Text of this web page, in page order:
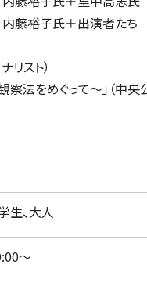
藤裕子氏＋出演者たち
スト）
法をめぐって～」（中央
生、大人
～